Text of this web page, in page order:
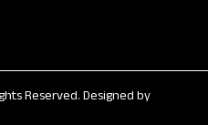
Reserved. Designed by